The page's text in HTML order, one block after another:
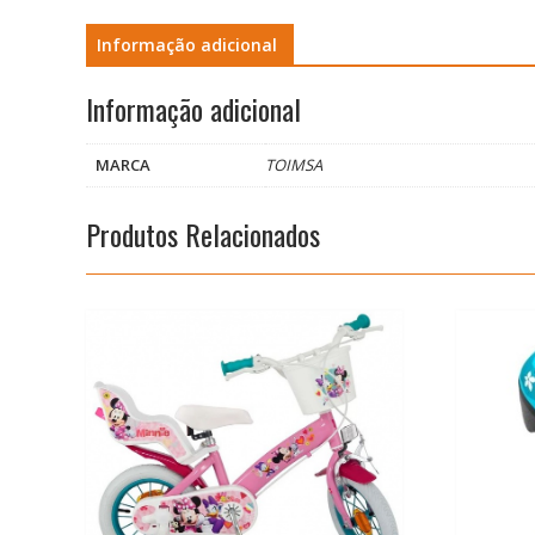
Informação adicional
Informação adicional
MARCA TOIMSA
Produtos Relacionados